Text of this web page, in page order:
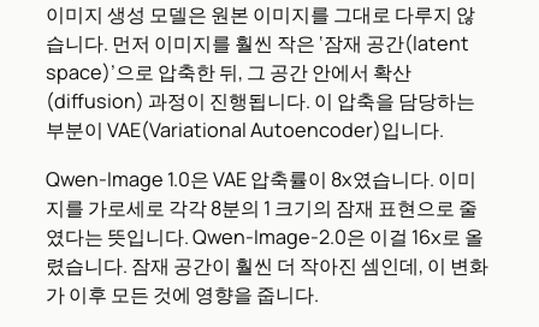
이미지 생성 모델은 원본 이미지를 그대로 다루지 않
습니다. 먼저 이미지를 훨씬 작은 ‘잠재 공간(latent
space)’으로 압축한 뒤, 그 공간 안에서 확산
(diffusion) 과정이 진행됩니다. 이 압축을 담당하는
부분이 VAE(Variational Autoencoder)입니다.
Qwen-Image 1.0은 VAE 압축률이 8x였습니다. 이미
지를 가로세로 각각 8분의 1 크기의 잠재 표현으로 줄
였다는 뜻입니다. Qwen-Image-2.0은 이걸 16x로 올
렸습니다. 잠재 공간이 훨씬 더 작아진 셈인데, 이 변화
가 이후 모든 것에 영향을 줍니다.